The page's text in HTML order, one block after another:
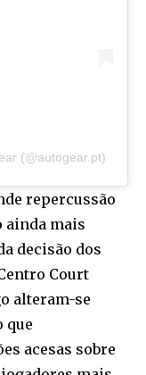
(@autogear.pt)
repercussão
ainda mais
decisão dos
Court
alteram-se
que
acesas sobre